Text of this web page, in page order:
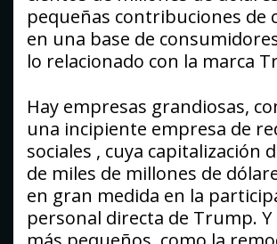
pequeñas contribuciones de
en una base de
lo relacionado con la marca
Hay empresas grandiosas,
una incipiente empresa de
sociales , cuya capitalización
de miles de millones de
en gran medida en la
personal directa de Trump.